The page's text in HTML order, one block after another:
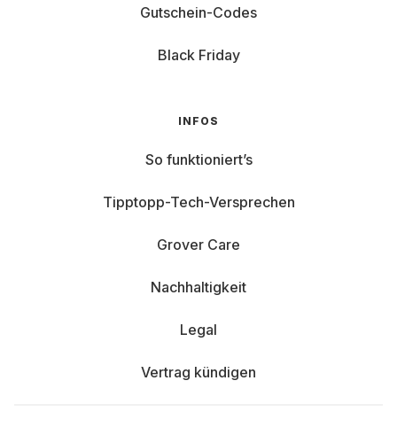
Gutschein-Codes
Black Friday
INFOS
So funktioniert’s
Tipptopp-Tech-Versprechen
Grover Care
Nachhaltigkeit
Legal
Vertrag kündigen